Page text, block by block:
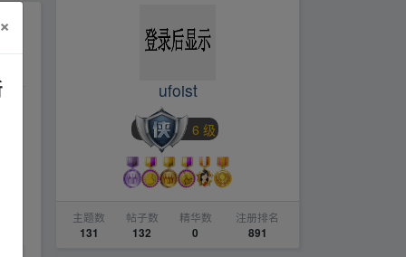
ufoist
6 级
主题数
131
帖子数
132
精华数
0
注册排名
891
×